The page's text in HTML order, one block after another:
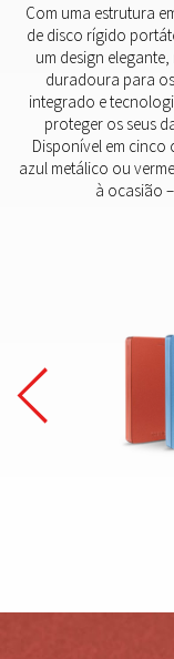
Com uma estrutura
de disco rígido
um design
duradoura para
integrado e
proteger os seus
Disponível em
azul metálico ou
à ocasião